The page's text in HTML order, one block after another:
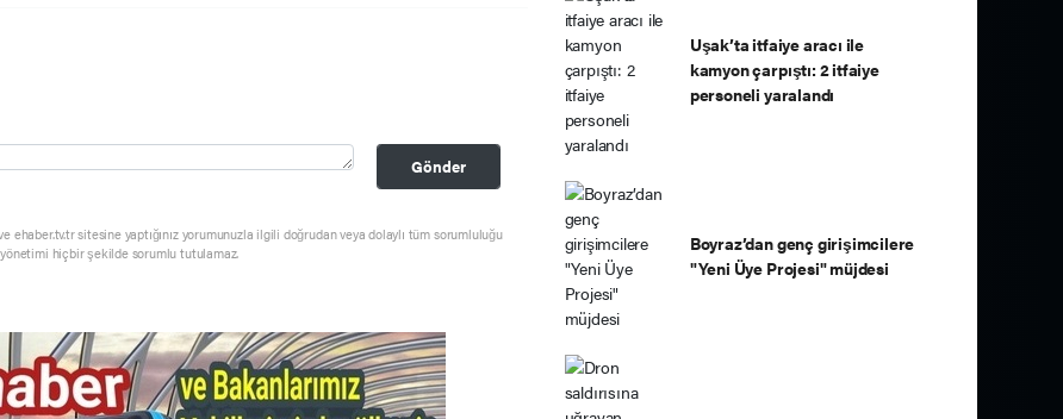
Gönder
ehaber.tv.tr sitesine yaptığınız yorumunuzla ilgili doğrudan veya dolaylı tüm sorumluluğu
yönetimi hiçbir şekilde sorumlu tutulamaz.
Uşak’ta itfaiye aracı ile
kamyon çarpıştı: 2 itfaiye
personeli yaralandı
Boyraz’dan genç girişimcilere
"Yeni Üye Projesi" müjdesi